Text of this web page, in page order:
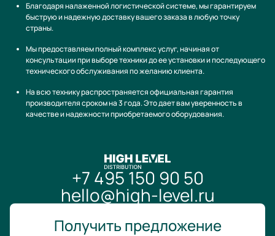
Благодаря налаженной логистической системе, мы гарантируем
быструю и надежную доставку вашего заказа в любую точку
страны.
Мы предоставляем полный комплекс услуг, начиная от
консультации при выборе техники до ее установки и последующего
технического обслуживания по желанию клиента.
На всю технику распространяется официальная гарантия
производителя сроком на 3 года. Это дает вам уверенность в
качестве и надежности приобретаемого оборудования.
+7 495 150 90 50
hello@high-level.ru
Получить предложение